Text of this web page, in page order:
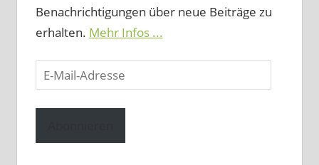
Benachrichtigungen über neue Beiträge zu
erhalten. Mehr Infos ...
E-
Mail-
Adresse